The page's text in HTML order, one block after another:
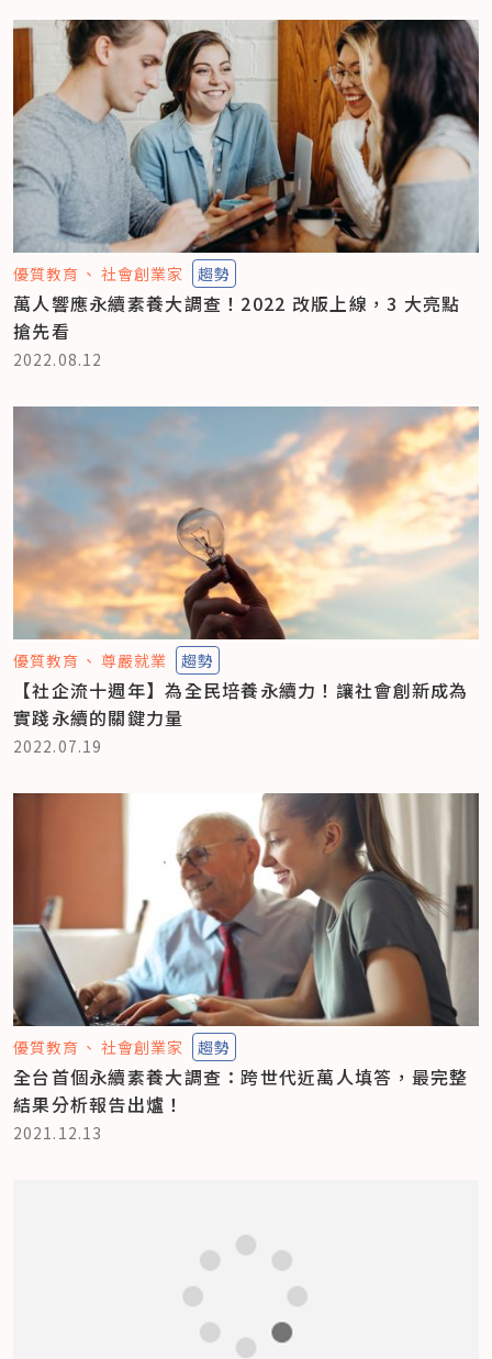
優質教育 社會創業家 趨勢
萬人響應永續素養大調查！2022 改版上線，3 大亮點
搶先看
2022.08.12
優質教育 尊嚴就業 趨勢
【社企流十週年】為全民培養永續力！讓社會創新成為
實踐永續的關鍵力量
2022.07.19
優質教育 社會創業家 趨勢
全台首個永續素養大調查：跨世代近萬人填答，最完整
結果分析報告出爐！
2021.12.13